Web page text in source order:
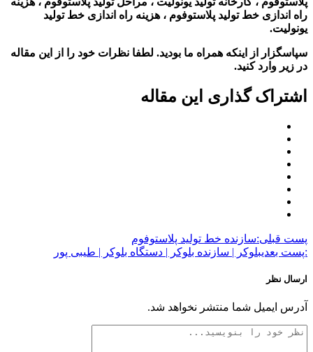
راه اندازی خط تولید پلاستوفوم ، هزینه راه اندازی خط تولید
یونولیت.
سپاسگزار از اینکه همراه ما بودید. لطفا نظرات خود را از این مقاله
در زیر وارد کنید.
اشتراک گذاری این مقاله
پست قبلی:سازنده خط تولید پلاستوفوم
:پست بعدیبلوکر | سازنده بلوکر | دستگاه بلوکر | طیبی پور
ارسال نظر
آدرس ایمیل شما منتشر نخواهد شد.